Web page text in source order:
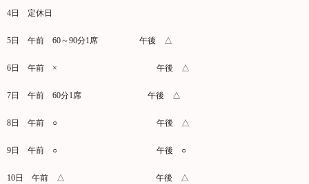
4日 定休日
5日 午前 60～90分1席 午後 △
6日 午前 × 午後 △
7日 午前 60分1席 午後 △
8日 午前 ○ 午後 △
9日 午前 ○ 午後 ○
10日 午前 △ 午後 △